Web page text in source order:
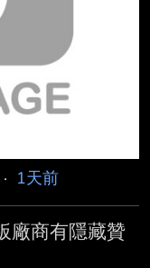
· 1天前
廠商有隱藏贊